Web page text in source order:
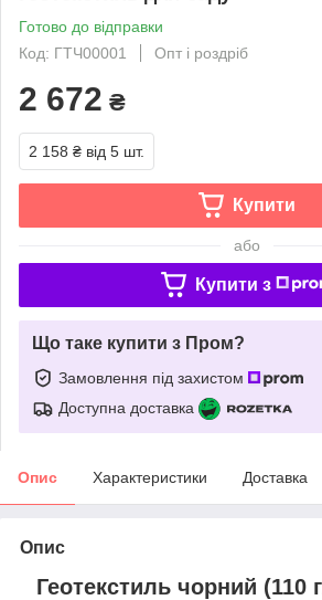
Готово до відправки
Код: ГТЧ00001
Опт і роздріб
2 672 ₴
2 158 ₴ від 5 шт.
Купити
або
Купити з
Що таке купити з Пром?
Замовлення під захистом
Доступна доставка
Опис Характеристики Доставка
Опис
Геотекстиль чорний (110